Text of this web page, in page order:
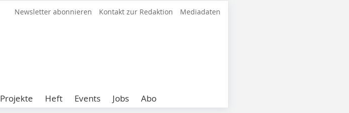
Newsletter abonnieren Kontakt zur Redaktion Mediadaten
Projekte Heft Events Jobs Abo